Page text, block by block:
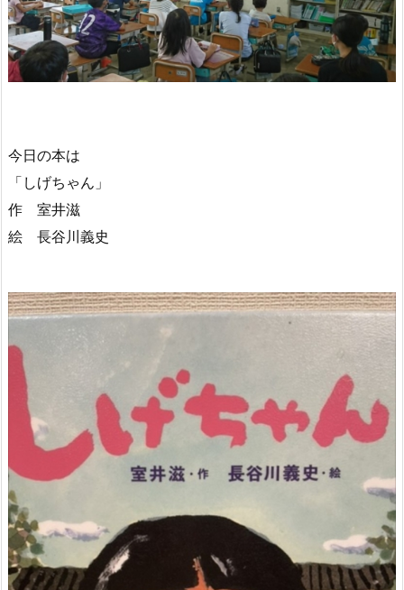
今日の本は
「しげちゃん」
作 室井滋
絵 長谷川義史